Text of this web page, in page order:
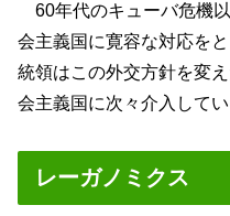
60年代のキューバ危機
会主義国に寛容な対応を
統領はこの外交方針を変
会主義国に次々介入してい
レーガノミクス